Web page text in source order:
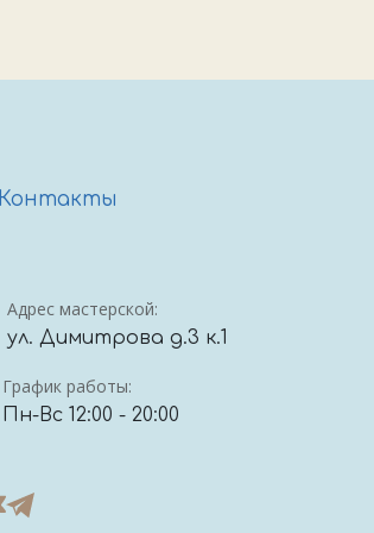
Контакты
Адрес мастерской:
ул. Димитрова д.3 к.1
График работы:
Пн-Вс 12:00 - 20:00